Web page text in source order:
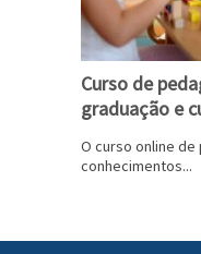
Curso de
graduação e
O curso online de
conhecimentos...